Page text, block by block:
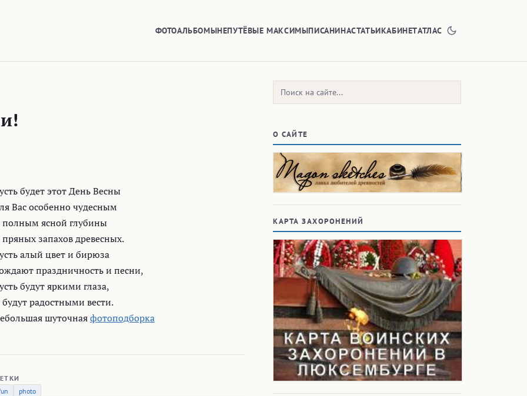
ФОТОАЛЬБОМЫНЕПУТЁВЫЕ МАКСИМЫПИСАНИНАСТАТЬИКАБИНЕТАТЛАС
будет этот День Весны
Вас особенно чудесным
ясной глубины
запахов древесных.
алый цвет и бирюза
праздничность и песни,
будут яркими глаза,
радостными вести.
шуточнаяфотоподборка
photo
Поиск:
О САЙТЕ
КАРТА ЗАХОРОНЕНИЙ